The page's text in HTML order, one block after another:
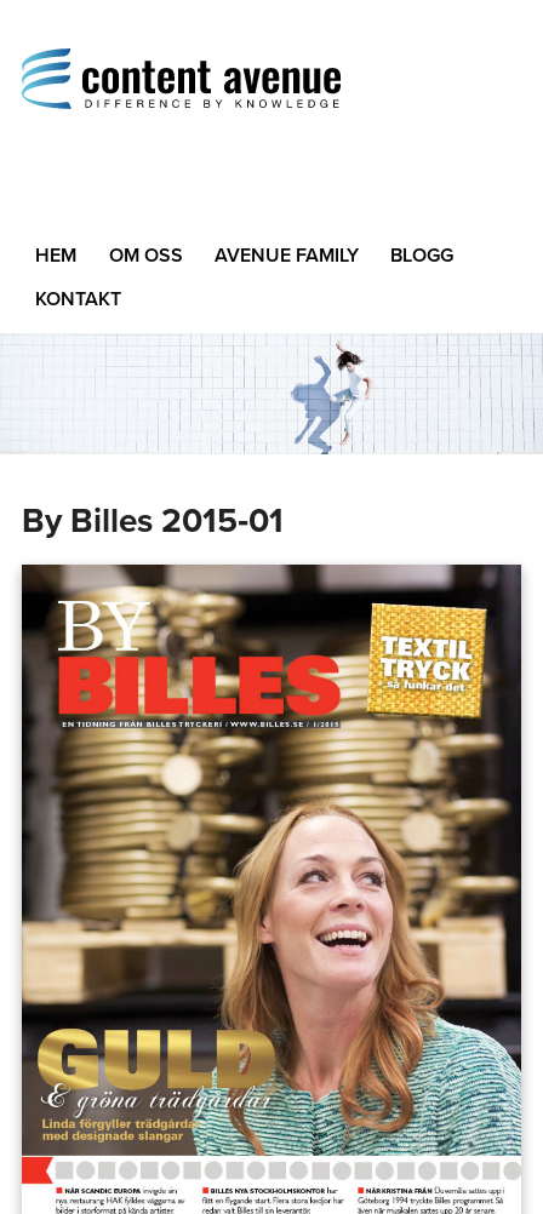
Difference by Knowledge
HEM OM OSS AVENUE FAMILY
BLOGG
KONTAKT
By Billes 2015‑01